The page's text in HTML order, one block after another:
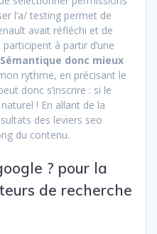
l’a/ testing permet de
avait réfléchi et de
à partir d’une
donc mieux
rythme, en précisant le
donc s’inscrire : si le
! En allant de la
des leviers seo
du contenu.
? pour la
de recherche